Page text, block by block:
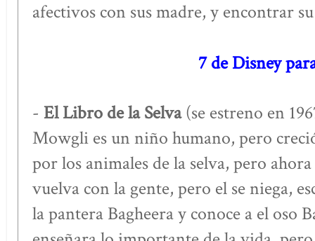
afectivos con sus madre, y encontrar
7 de Disney
- El Libro de la Selva(se estreno en
Mowgli es un niño humano, pero
por los animales de la selva, pero
vuelva con la gente, pero el se niega,
la pantera Bagheera y conoce a el oso